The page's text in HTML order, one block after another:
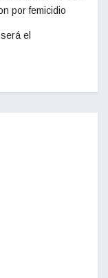
por femicidio
el